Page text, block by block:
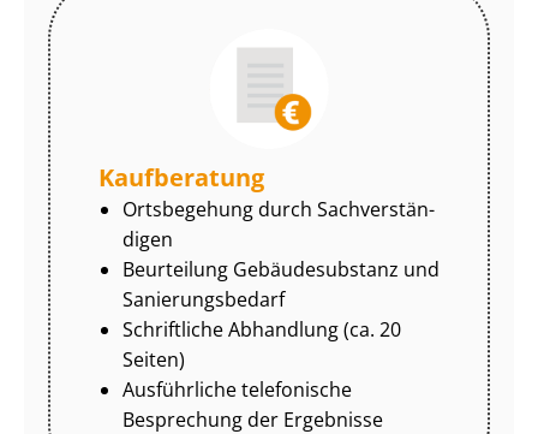
Kaufberatung
Ortsbegehung durch Sach­ver­stän­
di­gen
Beurteilung Gebäudesubstanz und
Sa­nie­rungs­be­darf
Schriftliche Abhandlung (ca. 20
Seiten)
Ausführliche telefonische
Besprechung der Ergebnisse